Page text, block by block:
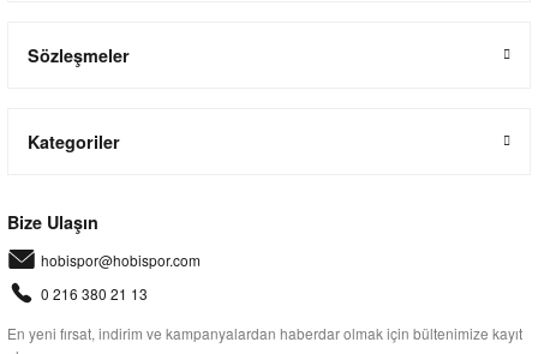
Sözleşmeler
Kategoriler
Bize Ulaşın
hobispor@hobispor.com
0 216 380 21 13
En yeni fırsat, indirim ve kampanyalardan haberdar olmak için bültenimize kayıt